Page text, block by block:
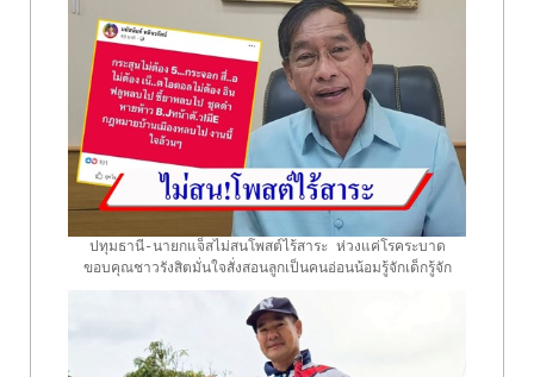
ปทุมธานี-นายกแจ็สไม่สนโพสต์ไร้สาระ ห่วงแค่โรคระบาด
ขอบคุณชาวรังสิตมั่นใจสั่งสอนลูกเป็นคนอ่อนน้อมรู้จักเด็กรู้จัก